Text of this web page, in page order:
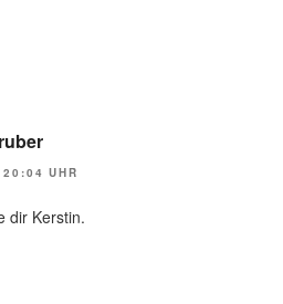
UHR
dir Kerstin.